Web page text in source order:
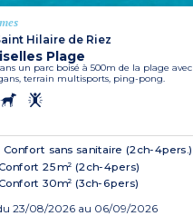
Hilaire de Riez
Plage
un parc boisé à 500m de la plage avec
terrain multisports, ping-pong.
sans sanitaire (2ch-4pers.)
25m² (2ch-4pers)
30m² (3ch-6pers)
23/08/2026 au 06/09/2026